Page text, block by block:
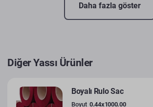
Daha fazla göster
Diğer Yassı Ürünler
Boyalı Rulo Sac
Boyut 0.44x1000.00